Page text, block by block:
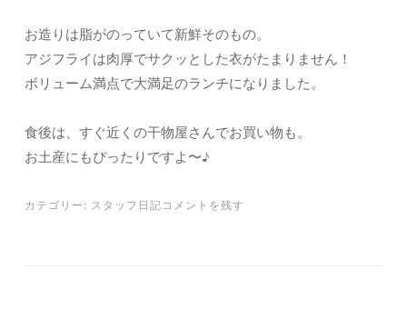
お造りは脂がのっていて新鮮そのもの。
アジフライは肉厚でサクッとした衣がたまりません！
ボリューム満点で大満足のランチになりました。
食後は、すぐ近くの干物屋さんでお買い物も。
お土産にもぴったりですよ〜♪
カテゴリー: スタッフ日記コメントを残す